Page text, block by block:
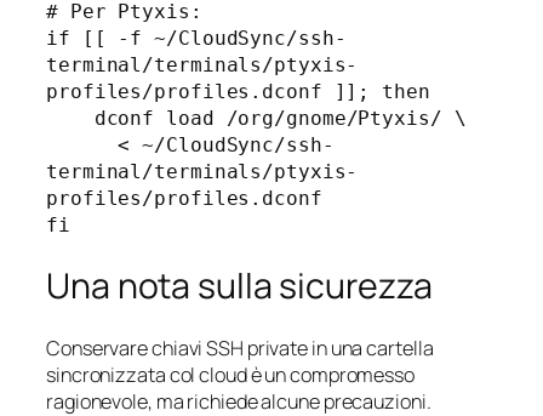
# Per Ptyxis:
if [[ -f ~/CloudSync/ssh-
terminal/terminals/ptyxis-
profiles/profiles.dconf ]]; then
      < ~/CloudSync/ssh-
terminal/terminals/ptyxis-
profiles/profiles.dconf
Una nota sulla sicurezza
Conservare chiavi SSH private in una cartella
sincronizzata col cloud è un compromesso
ragionevole, ma richiede alcune precauzioni.